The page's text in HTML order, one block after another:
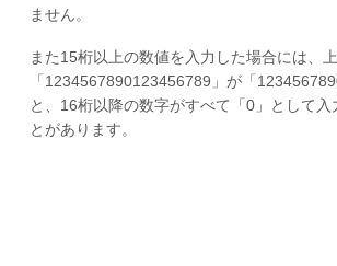
ません。
また15桁以上の数値を入力した場合には、
「1234567890123456789」が「
と、16桁以降の数字がすべて「0」として入
とがあります。